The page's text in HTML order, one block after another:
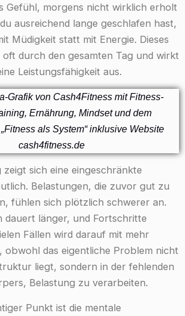
Gefühl, morgens nicht wirklich erholt
ausreichend lange geschlafen hast,
Müdigkeit statt mit Energie. Dieses
durch den gesamten Tag und wirkt
Leistungsfähigkeit aus.
zeigt sich eine eingeschränkte
Belastungen, die zuvor gut zu
fühlen sich plötzlich schwerer an.
dauert länger, und Fortschritte
Fällen wird darauf mit mehr
obwohl das eigentliche Problem nicht
liegt, sondern in der fehlenden
Belastung zu verarbeiten.
Punkt ist die mentale